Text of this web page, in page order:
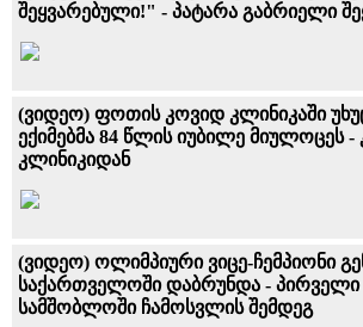
შეყვარებული!" - პატარა გაბრიელი
(ვიდეო) ფოთის კოვიდ კლინიკაში
ექიმებმა 84 წლის იუბილე მიულოცეს -
კლინიკიდან
(ვიდეო) ოლიმპიური ვიცე-ჩემპიონი
საქართველოში დაბრუნდა - პირველი
სამშობლოში ჩამოსვლის შემდეგ